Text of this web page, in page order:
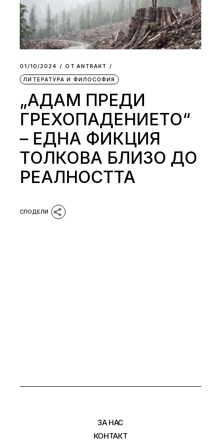
01/10/2024 ОТ АNTRAKT
ЛИТЕРАТУРА И ФИЛОСОФИЯ
„АДАМ ПРЕДИ
ГРЕХОПАДЕНИЕТО“
– ЕДНА ФИКЦИЯ
ТОЛКОВА БЛИЗО ДО
РЕАЛНОСТТА
ЗА НАС
КОНТАКТ